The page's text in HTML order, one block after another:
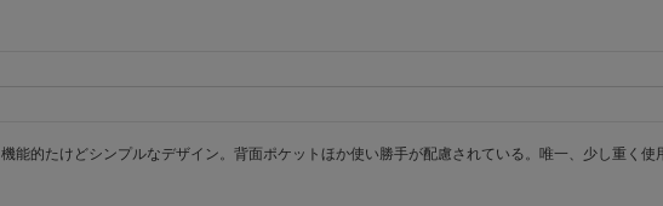
機能的たけどシンプルなデザイン。背面ポケットほか使い勝手が配慮されている。唯一、少し重く使